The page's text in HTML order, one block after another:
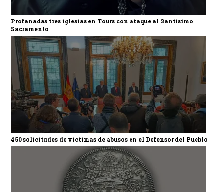
Profanadas tres iglesias en Tours con ataque al Santísimo
Sacramento
450 solicitudes de víctimas de abusos en el Defensor del Pueblo